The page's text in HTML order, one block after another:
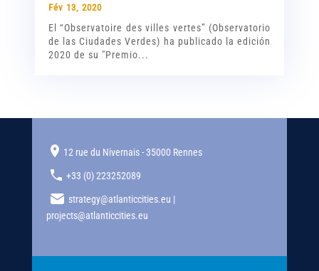
Fév 13, 2020
El “Observatoire des villes vertes” (Observatorio
de las Ciudades Verdes) ha publicado la edición
2020 de su "Premio...
12 rue du Nivernais - 35000 Rennes
+33 (0) 223252089
strategy@atlanticcities.eu |
projects@atlanticcities.eu